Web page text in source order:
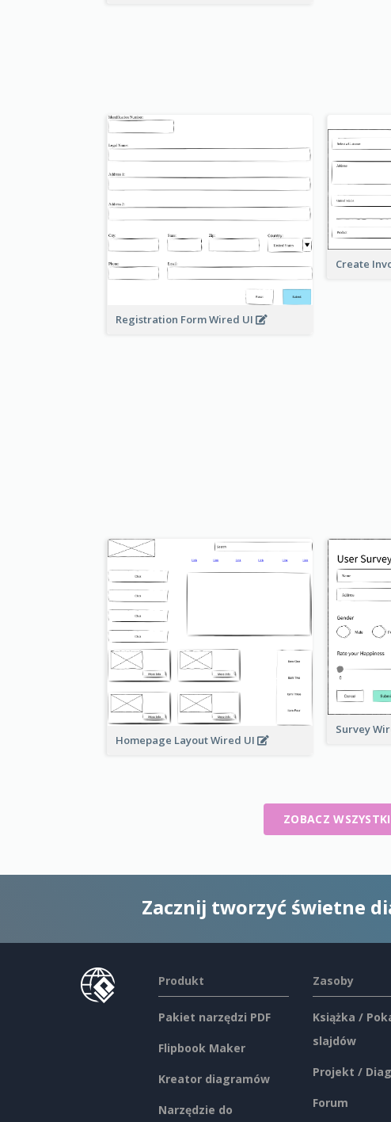
Registration Form Wired UI
Create
Homepage Layout Wired UI
Survey
ZOBACZ
Zacznij tworzyć świetne
Produkt
Pakiet narzędzi PDF
Flipbook Maker
Kreator diagramów
Narzędzie do
Zasoby
Książka /
slajdów
Projekt /
Forum